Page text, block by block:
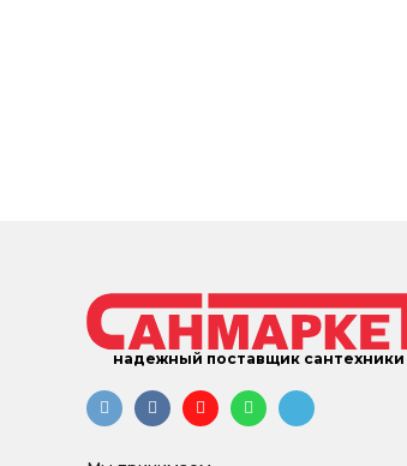
надежный поставщик сантехники